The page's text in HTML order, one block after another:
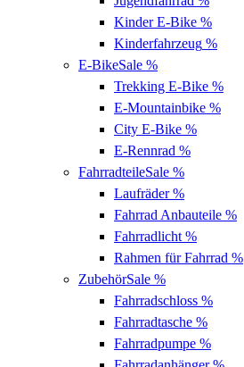
Kinder E-Bike %
Kinderfahrzeug %
E-BikeSale %
Trekking E-Bike %
E-Mountainbike %
City E-Bike %
E-Rennrad %
FahrradteileSale %
Laufräder%
Fahrrad Anbauteile %
Fahrradlicht %
Rahmen für Fahrrad %
ZubehörSale %
Fahrradschloss %
Fahrradtasche %
Fahrradpumpe %